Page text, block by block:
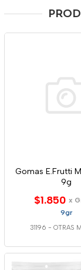
Gomas E.Frutti
9g
$1.850 x
9gr
31196 - OTRAS